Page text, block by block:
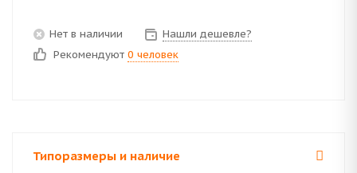
Нет в наличии
Нашли дешевле?
Рекомендуют 0 человек
Типоразмеры и наличие